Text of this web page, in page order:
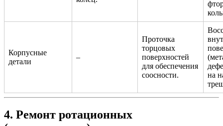
Корпусные
детали
–
Проточка
торцовых
поверхностей
для обеспечения
соосности.
на
4. Ремонт ротационных